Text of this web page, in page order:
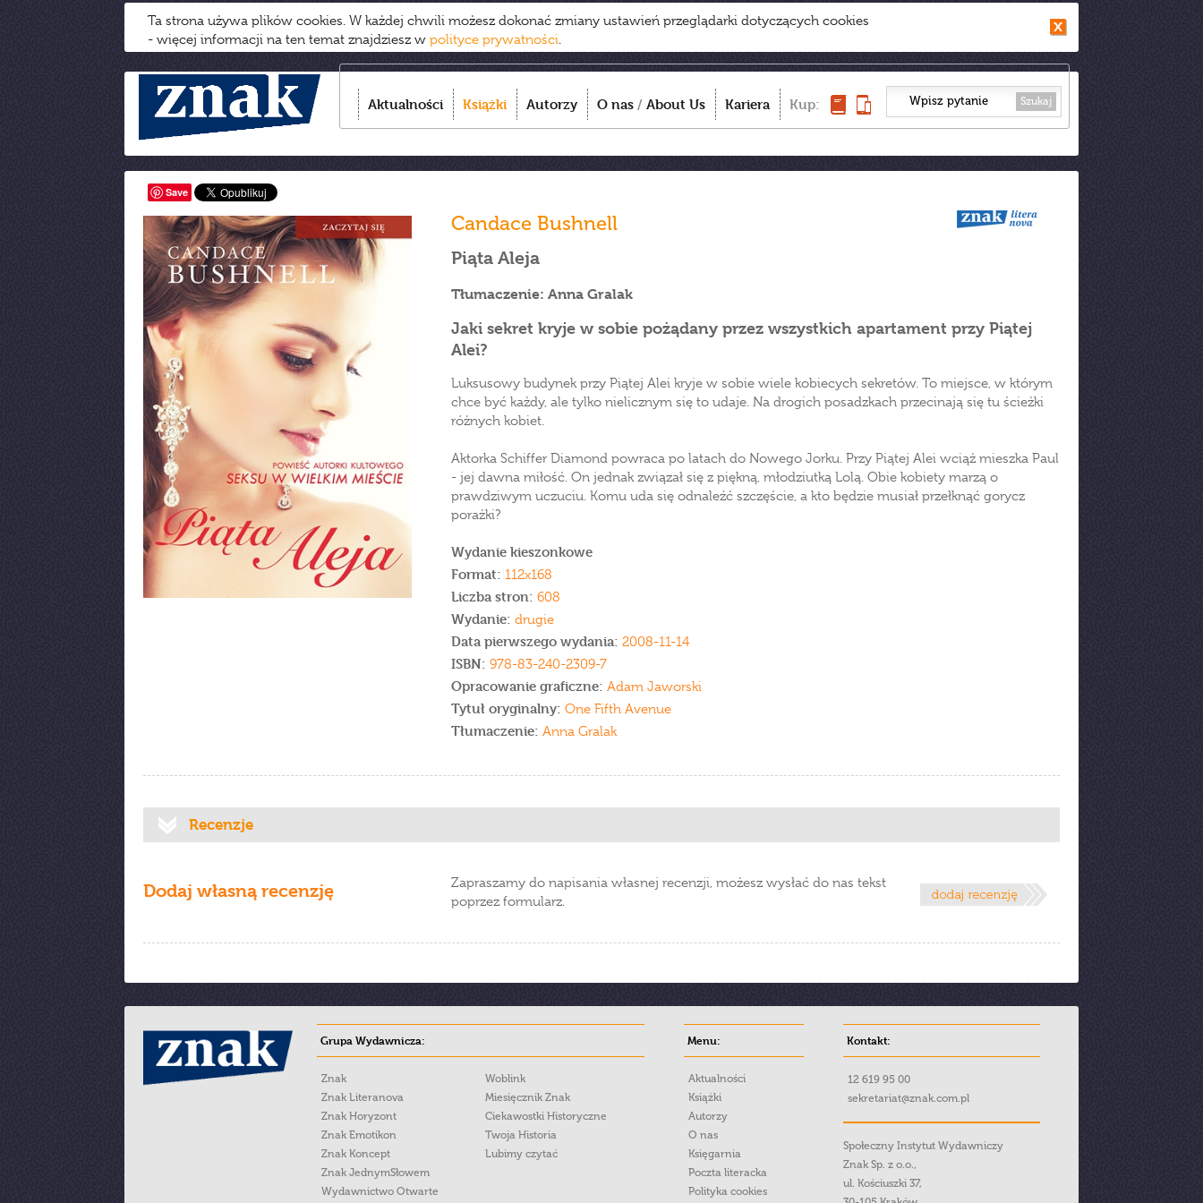
Ta strona używa plików cookies. W każdej chwili możesz dokonać zmiany ustawień przeglądarki dotyczących cookies
- więcej informacji na ten temat znajdziesz w polityce prywatności.
Aktualności Książki Autorzy O nas / About Us Kariera Kup: Szukaj
Save
Candace Bushnell
Piąta Aleja
Tłumaczenie: Anna Gralak
Jaki sekret kryje w sobie pożądany przez wszystkich apartament przy Piątej
Alei?
Luksusowy budynek przy Piątej Alei kryje w sobie wiele kobiecych sekretów. To miejsce, w którym
chce być każdy, ale tylko nielicznym się to udaje. Na drogich posadzkach przecinają się tu ścieżki
różnych kobiet.
Aktorka Schiffer Diamond powraca po latach do Nowego Jorku. Przy Piątej Alei wciąż mieszka Paul
- jej dawna miłość. On jednak związał się z piękną, młodziutką Lolą. Obie kobiety marzą o
prawdziwym uczuciu. Komu uda się odnaleźć szczęście, a kto będzie musiał przełknąć gorycz
porażki?
Wydanie kieszonkowe
Format: 112x168
Liczba stron: 608
Wydanie: drugie
Data pierwszego wydania: 2008-11-14
ISBN: 978-83-240-2309-7
Opracowanie graficzne: Adam Jaworski
Tytuł oryginalny: One Fifth Avenue
Tłumaczenie: Anna Gralak
Recenzje
Dodaj własną recenzję
Zapraszamy do napisania własnej recenzji, możesz wysłać do nas tekst
poprzez formularz.
Grupa Wydawnicza:
Znak
Znak Literanova
Znak Horyzont
Znak Emotikon
Znak Koncept
Znak JednymSłowem
Wydawnictwo Otwarte
Woblink
Miesięcznik Znak
Ciekawostki Historyczne
Twoja Historia
Lubimy czytać
Menu:
Aktualności
Książki
Autorzy
O nas
Księgarnia
Poczta literacka
Polityka cookies
Kontakt:
12 619 95 00
sekretariat@znak.com.pl
Społeczny Instytut Wydawniczy
Znak Sp. z o.o.,
ul. Kościuszki 37,